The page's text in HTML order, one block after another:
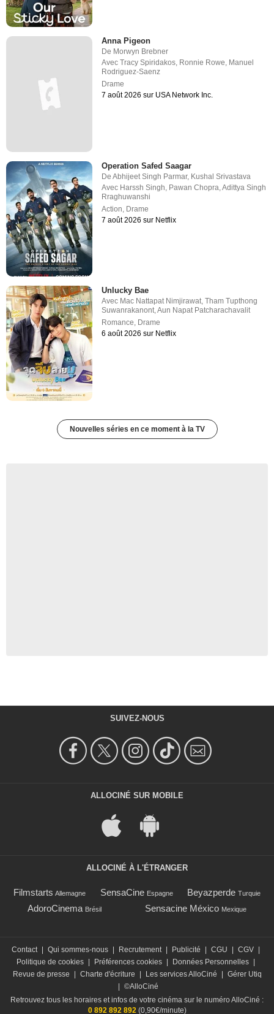
Anna Pigeon
De Morwyn Brebner
AvecTracy Spiridakos, Ronnie Rowe, Manuel
Rodriguez-Saenz
Drame
7 août 2026 sur USA Network Inc.
Operation Safed Saagar
DeAbhijeet Singh Parmar, Kushal Srivastava
Avec Harssh Singh Pawan Chopra ,Adittya Singh
Rraghuwanshi
Action Drame
7 août 2026 sur Netflix
Unlucky Bae
Avec Mac Nattapat Nimjirawat,Tham Tupthong
Suwanrakanont,Aun Napat Patcharachavalit
Romance, Drame
6 août 2026 sur Netflix
Nouvelles séries en ce moment à la TV
SUIVEZ-NOUS
ALLOCINÉ SUR MOBILE
ALLOCINÉ À L'ÉTRANGER
Filmstarts Allemagne SensaCine Espagne Beyazperde Turquie
AdoroCinema Brésil Sensacine México Mexique
Contact Qui sommes-nous Recrutement Publicité CGU CGV
Politique de cookies
Préférences cookies Données Personnelles
Revue de presse
Charte d'écriture Les services AlloCiné
Gérer Utiq
©AlloCiné
Retrouvez tous les horaires et infos de votre cinéma sur le numéro AlloCiné :
0 892 892 892(0,90€/minute)